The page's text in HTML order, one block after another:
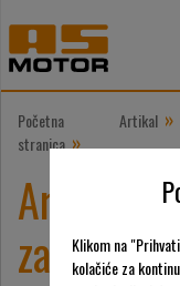
Početna
stranica »
Artikal »
Ariens i
Klikom na
kolačiće za